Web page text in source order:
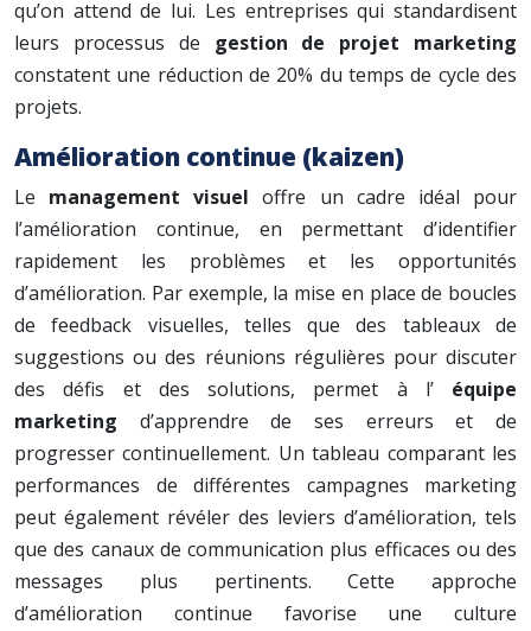
qu’on attend de lui. Les entreprises qui standardisent
leurs processus de gestion de projet marketing
constatent une réduction de 20% du temps de cycle des
projets.
Amélioration continue (kaizen)
Le management visueloffre un cadre idéal pour
l’amélioration continue, en permettant d’identifier
rapidement les problèmes et les opportunités
d’amélioration. Par exemple, la mise en place de boucles
de feedback visuelles, telles que des tableaux de
suggestions ou des réunions régulières pour discuter
des défis et des solutions, permet à l’ équipe
marketing d’apprendre de ses erreurs et de
progresser continuellement. Un tableau comparant les
performances de différentes campagnes marketing
peut également révéler des leviers d’amélioration, tels
que des canaux de communication plus efficaces ou des
messages plus pertinents. Cette approche
d’amélioration continue favorise une culture